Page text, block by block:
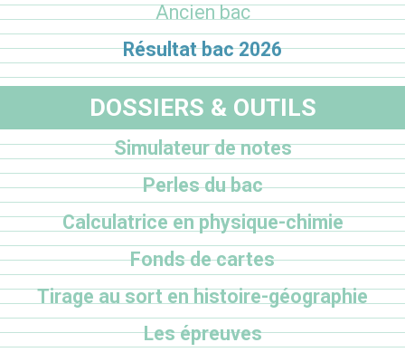
Ancien bac
Résultat bac 2026
DOSSIERS & OUTILS
Simulateur de notes
Perles du bac
Calculatrice en physique-chimie
Fonds de cartes
Tirage au sort en histoire-géographie
Les épreuves